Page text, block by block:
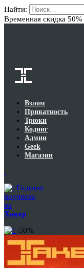
Найти:
Временная скидка 50%
Взлом
Приватность
Трюки
Кодинг
Админ
Geek
Магазин
Годовая
подписка
на
Хакер
-50%